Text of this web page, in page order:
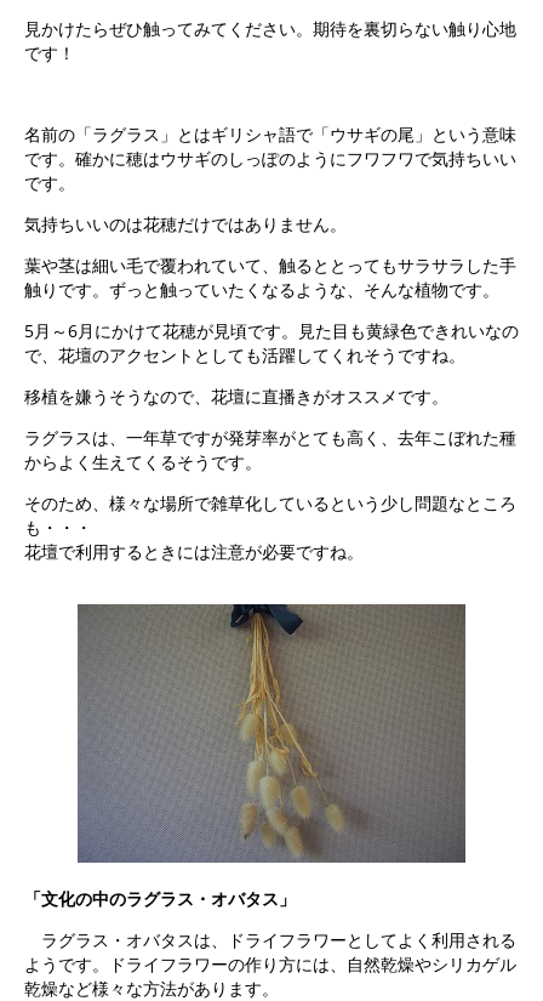
見かけたらぜひ触ってみてください。期待を裏切らない触り心地
です！
名前の「ラグラス」とはギリシャ語で「ウサギの尾」という意味
です。確かに穂はウサギのしっぽのようにフワフワで気持ちいい
です。
気持ちいいのは花穂だけではありません。
葉や茎は細い毛で覆われていて、触るととってもサラサラした手
触りです。ずっと触っていたくなるような、そんな植物です。
5月～6月にかけて花穂が見頃です。見た目も黄緑色できれいなの
で、花壇のアクセントとしても活躍してくれそうですね。
移植を嫌うそうなので、花壇に直播きがオススメです。
ラグラスは、一年草ですが発芽率がとても高く、去年こぼれた種
からよく生えてくるそうです。
そのため、様々な場所で雑草化しているという少し問題なところ
も・・・
花壇で利用するときには注意が必要ですね。
「文化の中のラグラス・オバタス」
ラグラス・オバタスは、ドライフラワーとしてよく利用される
ようです。ドライフラワーの作り方には、自然乾燥やシリカゲル
乾燥など様々な方法があります。